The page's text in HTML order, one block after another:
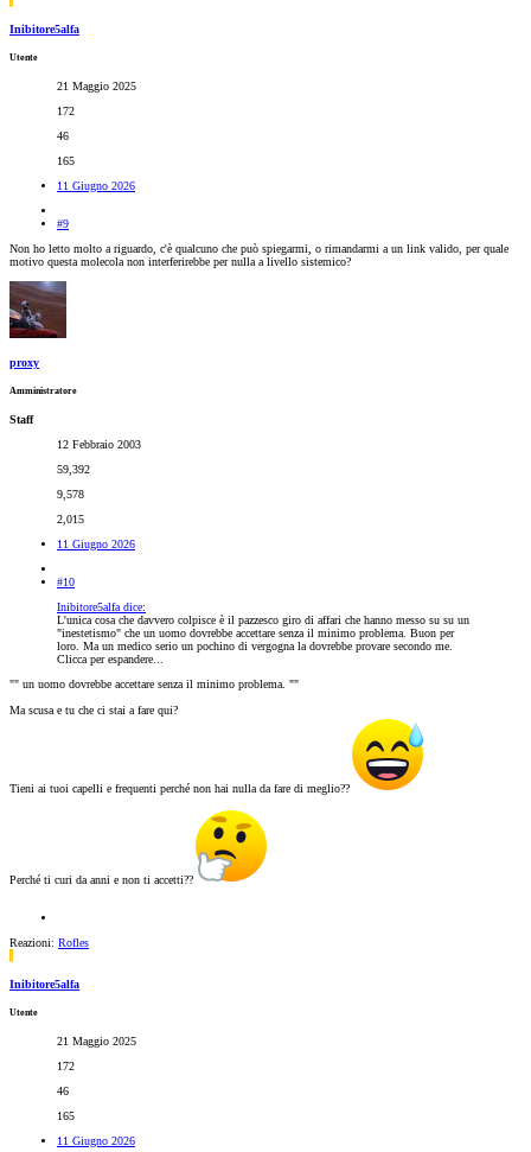
Inibitore5alfa
Utente
21 Maggio 2025
172
46
165
11 Giugno 2026
#9
Non ho letto molto a riguardo, c'è qualcuno che può spiegarmi, o rimandarmi a un link valido, per quale
motivo questa molecola non interferirebbe per nulla a livello sistemico?
proxy
Amministratore
Staff
12 Febbraio 2003
59,392
9,578
2,015
11 Giugno 2026
#10
Inibitore5alfa dice:
L'unica cosa che davvero colpisce è il pazzesco giro di affari che hanno messo su su un
"inestetismo" che un uomo dovrebbe accettare senza il minimo problema. Buon per
loro. Ma un medico serio un pochino di vergogna la dovrebbe provare secondo me.
Clicca per espandere...
"" un uomo dovrebbe accettare senza il minimo problema. ""
Ma scusa e tu che ci stai a fare qui?
Tieni ai tuoi capelli e frequenti perché non hai nulla da fare di meglio??
Perché ti curi da anni e non ti accetti??
Reazioni: Rofles
I
Inibitore5alfa
Utente
21 Maggio 2025
172
46
165
11 Giugno 2026